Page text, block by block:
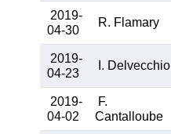
2019-
04-30
R. Flamary
2019-
04-23
I. Delvecchio
2019-
04-02
F.
Cantalloube